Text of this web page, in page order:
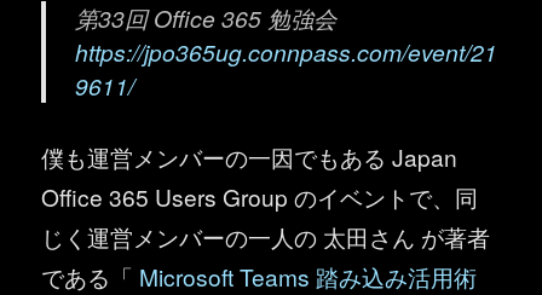
第33回 Office 365 勉強会
https://jpo365ug.connpass.com/event/21
9611/
僕も運営メンバーの一因でもある Japan
Office 365 Users Group のイベントで、同
じく運営メンバーの一人の 太田さん が著者
である「 Microsoft Teams 踏み込み活用術